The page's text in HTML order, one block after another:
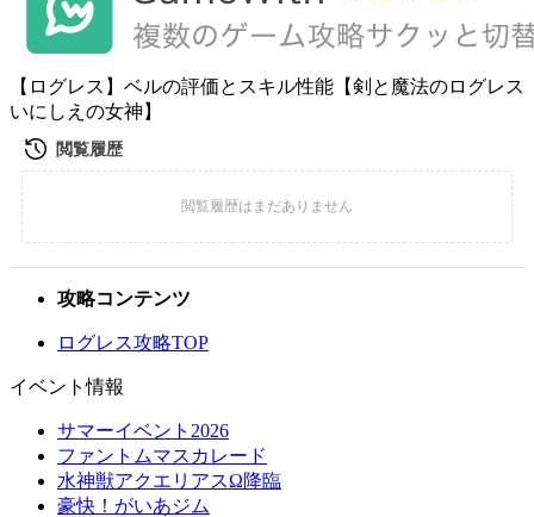
【ログレス】ベルの評価とスキル性能【剣と魔法のログレス
いにしえの女神】
攻略コンテンツ
ログレス攻略TOP
イベント情報
サマーイベント2026
ファントムマスカレード
水神獣アクエリアスΩ降臨
豪快！がいあジム